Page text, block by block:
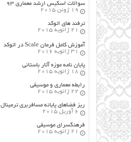
سوالات اسکیس ارشد معماری ۹۳
19 ژوئن 2015
ترفند های اتوکد
21 ژانویه 2015
آموزش کامل فرمان Scale در اتوکد
31 ژانویه 2016
پایان نامه موزه آثار باستانی
18 ژانویه 2015
رابطه معماری و موسیقی
22 ژانویه 2015
ریز فضاهای پایانه مسافربری ترمینال
6 آوریل 2015
فرهنگسراي موسيقي
21 ژانویه 2015